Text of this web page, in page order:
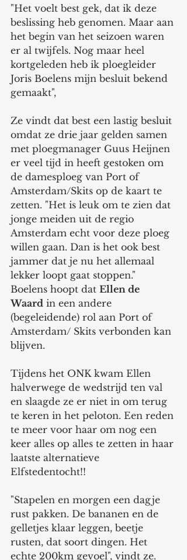
"Het voelt best gek, dat ik deze
beslissing heb genomen. Maar aan
het begin van het seizoen waren
er al twijfels. Nog maar heel
kortgeleden heb ik ploegleider
Joris Boelens mijn besluit bekend
gemaakt",
Ze vindt dat best een lastig besluit
omdat ze drie jaar gelden samen
met ploegmanager Guus Heijnen
er veel tijd in heeft gestoken om
de damesploeg van Port of
Amsterdam/Skits op de kaart te
zetten. "Het is leuk om te zien dat
jonge meiden uit de regio
Amsterdam echt voor deze ploeg
willen gaan. Dan is het ook best
jammer dat je nu het allemaal
lekker loopt gaat stoppen."
Boelens hoopt dat Ellen de
Waard in een andere
(begeleidende) rol aan Port of
Amsterdam/ Skits verbonden kan
blijven.
Tijdens het ONK kwam Ellen
halverwege de wedstrijd ten val
en slaagde ze er niet in om terug
te keren in het peloton. Een reden
te meer voor haar om nog een
keer alles op alles te zetten in haar
laatste alternatieve
Elfstedentocht!!
"Stapelen en morgen een dagje
rust pakken. De bananen en de
gelletjes klaar leggen, beetje
rusten, dat soort dingen. Het
echte 200km gevoel", vindt ze.